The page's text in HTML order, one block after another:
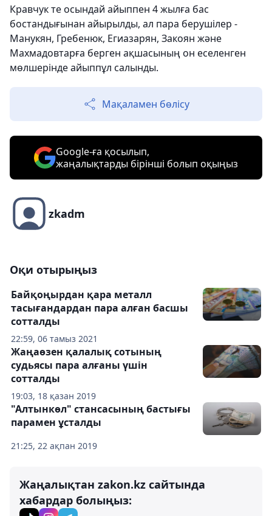
Кравчук те осындай айыппен 4 жылға бас
бостандығынан айырылды, ал пара берушілер -
Манукян, Гребенюк, Егиазарян, Закоян және
Махмадовтарға берген ақшасының он еселенген
мөлшерінде айыппұл салынды.
Мақаламен бөлісу
Google-ға қосылып,
жаңалықтарды бірінші болып оқыңыз
zkadm
Оқи отырыңыз
22:59, 06 тамыз 2021
Байқоңырдан қара металл
тасығандардан пара алған басшы
сотталды
19:03, 18 қазан 2019
Жаңаөзен қалалық сотының
судьясы пара алғаны үшін
сотталды
21:25, 22 ақпан 2019
"Алтынкөл" стансасының бастығы
парамен ұсталды
Жаңалықтан zakon.kz сайтында
хабардар болыңыз: